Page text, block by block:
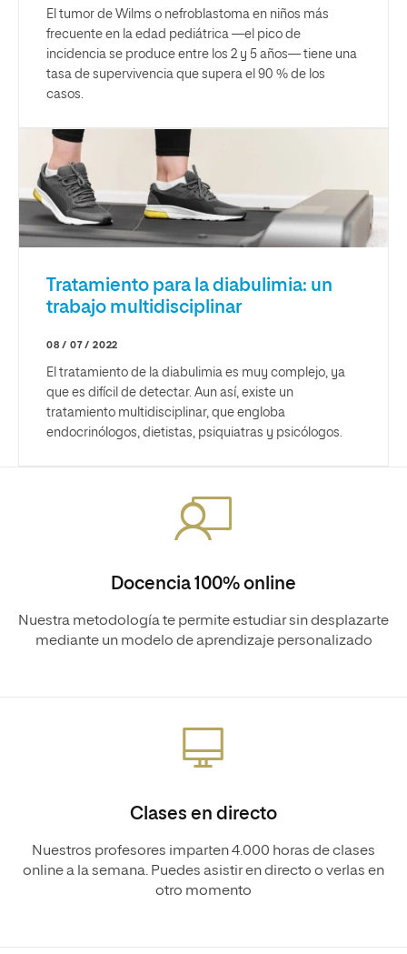
El tumor de Wilms o nefroblastoma en niños más
frecuente en la edad pediátrica —el pico de
incidencia se produce entre los 2 y 5 años— tiene una
tasa de supervivencia que supera el 90 % de los
casos.
Tratamiento para la diabulimia: un
trabajo multidisciplinar
08 / 07 / 2022
El tratamiento de la diabulimia es muy complejo, ya
que es difícil de detectar. Aun así, existe un
tratamiento multidisciplinar, que engloba
endocrinólogos, dietistas, psiquiatras y psicólogos.
Docencia 100% online
Nuestra metodología te permite estudiar sin desplazarte
mediante un modelo de aprendizaje personalizado
Clases en directo
Nuestros profesores imparten 4.000 horas de clases
online a la semana. Puedes asistir en directo o verlas en
otro momento